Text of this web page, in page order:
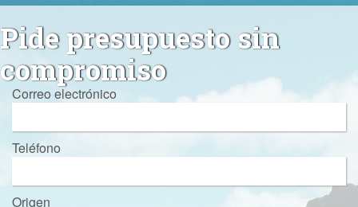
Pide presupuesto sin
compromiso
Correo electrónico
Teléfono
Origen